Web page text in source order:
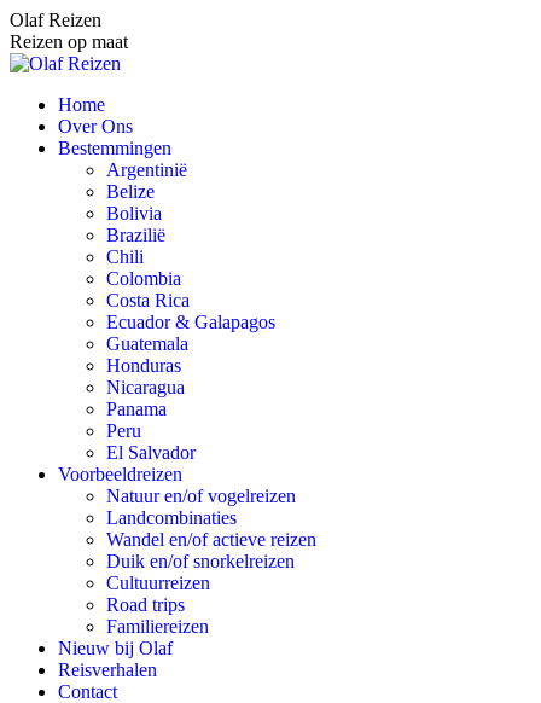
Spring
naar
content
Olaf Reizen
Reizen op maat
Home
Over Ons
Bestemmingen
Argentinië
Belize
Bolivia
Brazilië
Chili
Colombia
Costa Rica
Ecuador & Galapagos
Guatemala
Honduras
Nicaragua
Panama
Peru
El Salvador
Voorbeeldreizen
Natuur en/of vogelreizen
Landcombinaties
Wandel en/of actieve reizen
Duik en/of snorkelreizen
Cultuurreizen
Road trips
Familiereizen
Nieuw bij Olaf
Reisverhalen
Contact